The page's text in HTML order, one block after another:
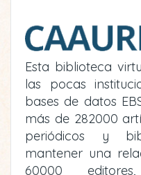
Esta biblioteca
las pocas
bases de datos
más de 282000
periódicos y
mantener una
60000